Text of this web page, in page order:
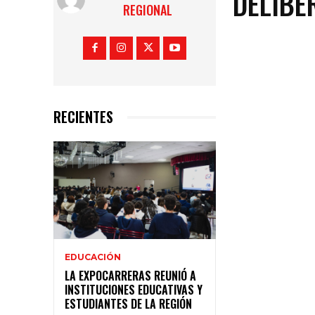
REGIONAL
RECIENTES
EDUCACIÓN
LA EXPOCARRERAS REUNIÓ A
INSTITUCIONES EDUCATIVAS Y
ESTUDIANTES DE LA REGIÓN